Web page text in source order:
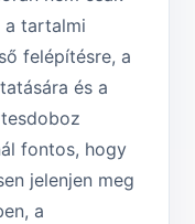
a tartalmi
felépítésre, a
és a
fontos, hogy
jelenjen meg
a